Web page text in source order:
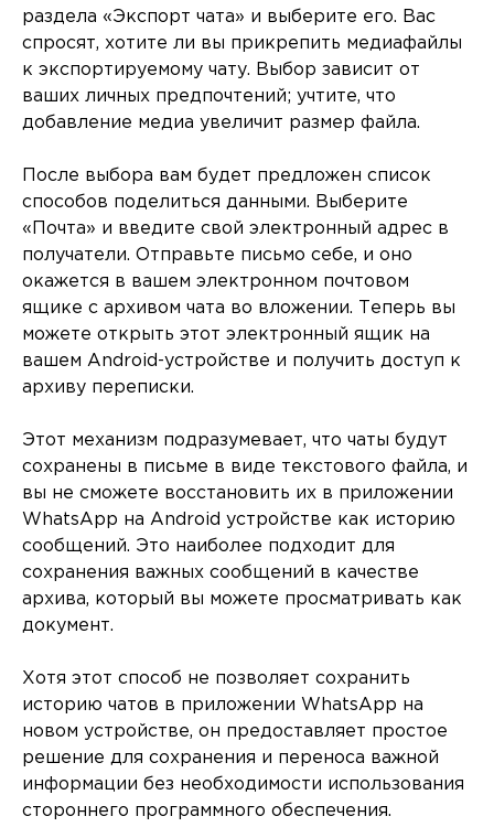
раздела «Экспорт чата» и выберите его. Вас
спросят, хотите ли вы прикрепить медиафайлы
к экспортируемому чату. Выбор зависит от
ваших личных предпочтений; учтите, что
добавление медиа увеличит размер файла.
После выбора вам будет предложен список
способов поделиться данными. Выберите
«Почта» и введите свой электронный адрес в
получатели. Отправьте письмо себе, и оно
окажется в вашем электронном почтовом
ящике с архивом чата во вложении. Теперь вы
можете открыть этот электронный ящик на
вашем Android-устройстве и получить доступ к
архиву переписки.
Этот механизм подразумевает, что чаты будут
сохранены в письме в виде текстового файла, и
вы не сможете восстановить их в приложении
WhatsApp на Android устройстве как историю
сообщений. Это наиболее подходит для
сохранения важных сообщений в качестве
архива, который вы можете просматривать как
документ.
Хотя этот способ не позволяет сохранить
историю чатов в приложении WhatsApp на
новом устройстве, он предоставляет простое
решение для сохранения и переноса важной
информации без необходимости использования
стороннего программного обеспечения.